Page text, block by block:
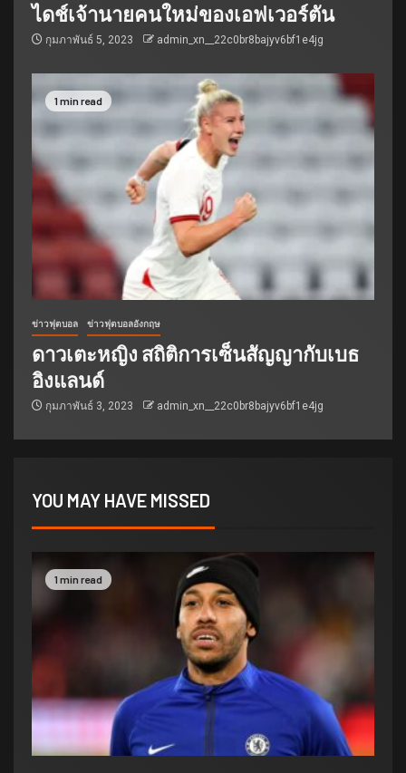
ไดช์เจ้านายคนใหม่ของเอฟเวอร์ตัน
กุมภาพันธ์ 5, 2023 admin_xn__22c0br8bajyv6bf1e4jg
1 min read
ข่าวฟุตบอล ข่าวฟุตบอลอังกฤษ
ดาวเตะหญิง สถิติการเซ็นสัญญากับเบธ
อิงแลนด์
กุมภาพันธ์ 3, 2023 admin_xn__22c0br8bajyv6bf1e4jg
YOU MAY HAVE MISSED
1 min read